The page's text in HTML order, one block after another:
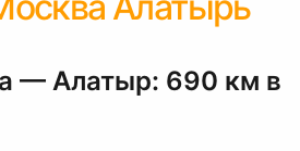
— Алатыр: 690 км в